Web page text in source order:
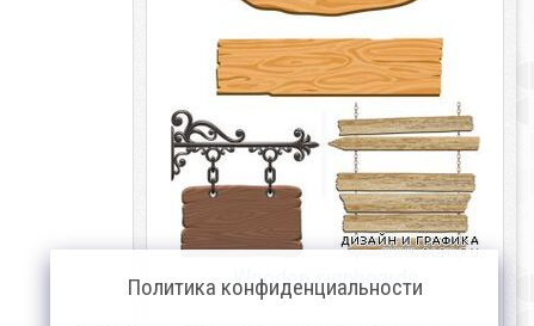
Wooden signboards
Политика конфиденциальности